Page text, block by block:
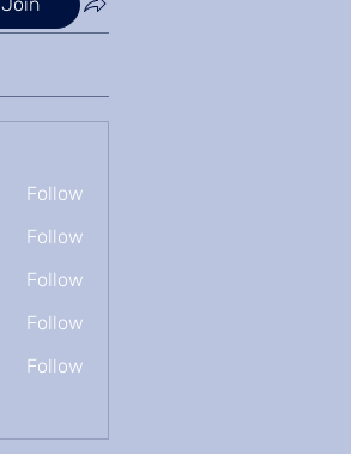
Follow
Follow
Follow
Follow
Follow